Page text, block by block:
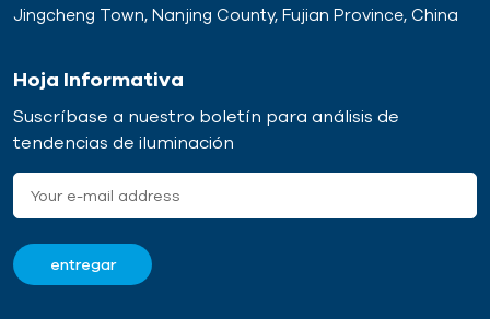
Jingcheng Town, Nanjing County, Fujian Province, China
Hoja Informativa
Suscríbase a nuestro boletín para análisis de
tendencias de iluminación